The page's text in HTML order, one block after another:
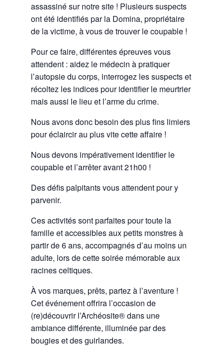
assassiné sur notre site ! Plusieurs suspects
ont été identifiés par la Domina, propriétaire
de la victime, à vous de trouver le coupable !
Pour ce faire, différentes épreuves vous
attendent : aidez le médecin à pratiquer
l’autopsie du corps, interrogez les suspects et
récoltez les indices pour identifier le meurtrier
mais aussi le lieu et l’arme du crime.
Nous avons donc besoin des plus fins limiers
pour éclaircir au plus vite cette affaire !
Nous devons impérativement identifier le
coupable et l’arrêter avant 21h00 !
Des défis palpitants vous attendent pour y
parvenir.
Ces activités sont parfaites pour toute la
famille et accessibles aux petits monstres à
partir de 6 ans, accompagnés d’au moins un
adulte, lors de cette soirée mémorable aux
racines celtiques.
À vos marques, prêts, partez à l’aventure !
Cet événement offrira l’occasion de
(re)découvrir l’Archéosite® dans une
ambiance différente, illuminée par des
bougies et des guirlandes.